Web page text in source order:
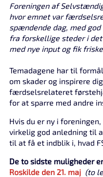
Foreningen af
hvor emnet var
spændende dag, med
fra forskellige steder i
med nye input og fik
Temadagene har til
om skader og inspirere
færdselsrelateret
for at sparre med andre
Hvis du er ny i
virkelig god anledning til
til at få et indblik i, hvad
De to sidste muligheder
Roskilde den 21. maj (to